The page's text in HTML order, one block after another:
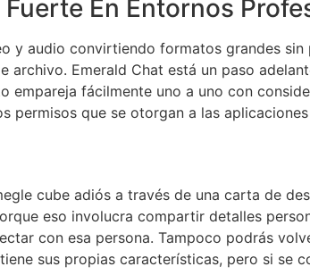
En Entornos
y audio convirtiendo formatos grandes
Emerald Chat está un paso
empareja fácilmente uno a uno con
permisos que se otorgan a las
cube adiós a través de una carta de
eso involucra compartir detalles
con esa persona. Tampoco podrás
sus propias características, pero si se